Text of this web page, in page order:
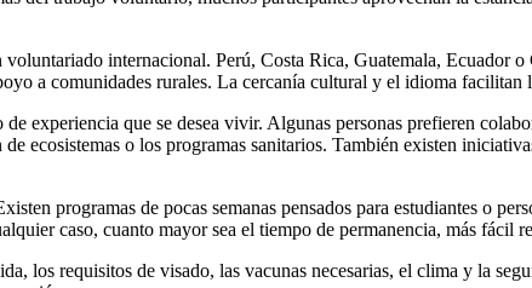
internacional. Perú, Costa Rica, Guatemala, Ecuador
a comunidades rurales. La cercanía cultural y el idioma
experiencia que se desea vivir. Algunas personas prefieren
ecosistemas o los programas sanitarios. También existen
programas de pocas semanas pensados para estudiantes o
caso, cuanto mayor sea el tiempo de permanencia, más fácil
los requisitos de visado, las vacunas necesarias, el clima y la